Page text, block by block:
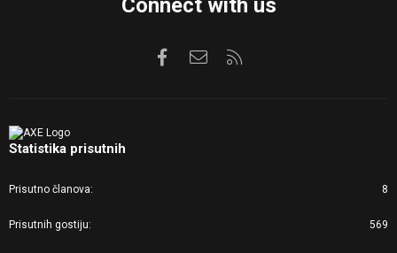
Connect with us
FacebookKontaktirajte nas
Statistika prisutnih
Prisutno članova 8
Prisutnih gostiju 569